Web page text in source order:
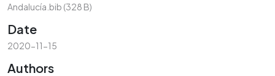
Andalucía.bib (328 B)
Date
2020-11-15
Authors